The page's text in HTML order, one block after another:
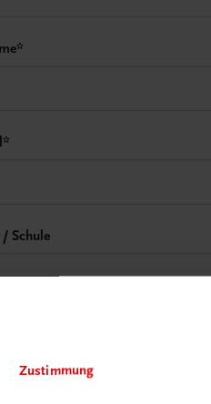
Zustimmung
*
*
/ Schule